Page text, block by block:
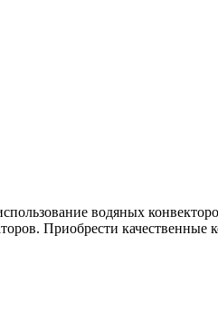
водяных
Приобрести качественные